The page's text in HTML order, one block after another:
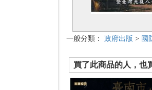
一般分類： 政府出版 > 國
買了此商品的人，也